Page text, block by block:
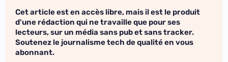
Cet article est en accès libre, mais il est le produit
d'une rédaction qui ne travaille que pour ses
lecteurs, sur un média sans pub et sans tracker.
Soutenez le journalisme tech de qualité en vous
abonnant.